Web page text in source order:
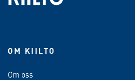
OM KIILTO
Om oss